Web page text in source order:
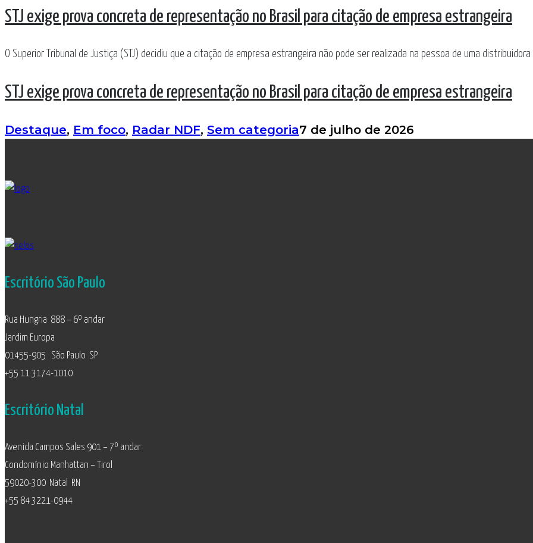
STJ exige prova concreta de representação no Brasil para citação de empresa estrangeira
O Superior Tribunal de Justiça (STJ) decidiu que a citação de empresa estrangeira não pode ser realizada na pessoa de uma distribuidora
STJ exige prova concreta de representação no Brasil para citação de empresa estrangeira
Destaque, Em foco, Radar NDF, Sem categoria7 de julho de 2026
Escritório São Paulo
Rua Hungria 888 – 6º andar
Jardim Europa
01455-905 São Paulo SP
+55 11 3174-1010
Escritório Natal
Avenida Campos Sales 901 – 7º andar
Condomínio Manhattan – Tirol
59020-300 Natal RN
+55 84 3221-0944